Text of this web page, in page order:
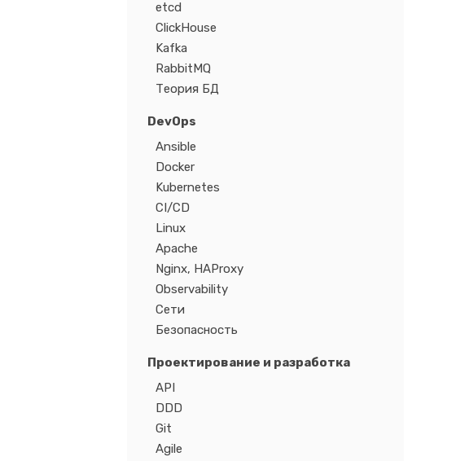
etcd
ClickHouse
Kafka
RabbitMQ
Теория БД
DevOps
Ansible
Docker
Kubernetes
CI/CD
Linux
Apache
Nginx, HAProxy
Observability
Сети
Безопасность
Проектирование и разработка
API
DDD
Git
Agile